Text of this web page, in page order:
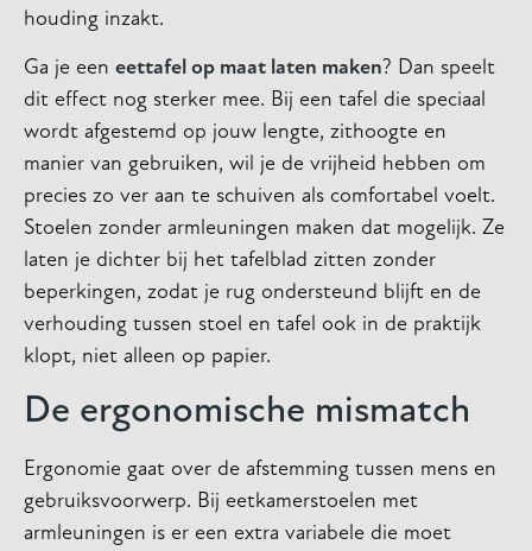
houding inzakt.
Ga je een eettafel op maat laten maken? Dan speelt
dit effect nog sterker mee. Bij een tafel die speciaal
wordt afgestemd op jouw lengte, zithoogte en
manier van gebruiken, wil je de vrijheid hebben om
precies zo ver aan te schuiven als comfortabel voelt.
Stoelen zonder armleuningen maken dat mogelijk. Ze
laten je dichter bij het tafelblad zitten zonder
beperkingen, zodat je rug ondersteund blijft en de
verhouding tussen stoel en tafel ook in de praktijk
klopt, niet alleen op papier.
De ergonomische mismatch
Ergonomie gaat over de afstemming tussen mens en
gebruiksvoorwerp. Bij eetkamerstoelen met
armleuningen is er een extra variabele die moet